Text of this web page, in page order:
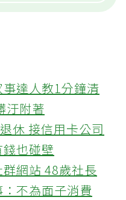
達人教1分鐘清
汙附著
休 接信用卡公司
也碰壁
網站 48歲社長
不為面子消費